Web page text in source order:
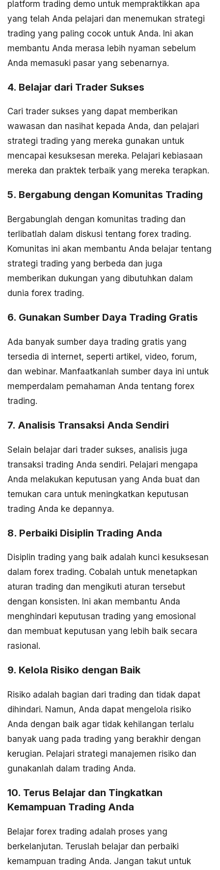
platform trading demo untuk mempraktikkan apa
yang telah Anda pelajari dan menemukan strategi
trading yang paling cocok untuk Anda. Ini akan
membantu Anda merasa lebih nyaman sebelum
Anda memasuki pasar yang sebenarnya.
4. Belajar dari Trader Sukses
Cari trader sukses yang dapat memberikan
wawasan dan nasihat kepada Anda, dan pelajari
strategi trading yang mereka gunakan untuk
mencapai kesuksesan mereka. Pelajari kebiasaan
mereka dan praktek terbaik yang mereka terapkan.
5. Bergabung dengan Komunitas Trading
Bergabunglah dengan komunitas trading dan
terlibatlah dalam diskusi tentang forex trading.
Komunitas ini akan membantu Anda belajar tentang
strategi trading yang berbeda dan juga
memberikan dukungan yang dibutuhkan dalam
dunia forex trading.
6. Gunakan Sumber Daya Trading Gratis
Ada banyak sumber daya trading gratis yang
tersedia di internet, seperti artikel, video, forum,
dan webinar. Manfaatkanlah sumber daya ini untuk
memperdalam pemahaman Anda tentang forex
trading.
7. Analisis Transaksi Anda Sendiri
Selain belajar dari trader sukses, analisis juga
transaksi trading Anda sendiri. Pelajari mengapa
Anda melakukan keputusan yang Anda buat dan
temukan cara untuk meningkatkan keputusan
trading Anda ke depannya.
8. Perbaiki Disiplin Trading Anda
Disiplin trading yang baik adalah kunci kesuksesan
dalam forex trading. Cobalah untuk menetapkan
aturan trading dan mengikuti aturan tersebut
dengan konsisten. Ini akan membantu Anda
menghindari keputusan trading yang emosional
dan membuat keputusan yang lebih baik secara
rasional.
9. Kelola Risiko dengan Baik
Risiko adalah bagian dari trading dan tidak dapat
dihindari. Namun, Anda dapat mengelola risiko
Anda dengan baik agar tidak kehilangan terlalu
banyak uang pada trading yang berakhir dengan
kerugian. Pelajari strategi manajemen risiko dan
gunakanlah dalam trading Anda.
10. Terus Belajar dan Tingkatkan
Kemampuan Trading Anda
Belajar forex trading adalah proses yang
berkelanjutan. Teruslah belajar dan perbaiki
kemampuan trading Anda. Jangan takut untuk